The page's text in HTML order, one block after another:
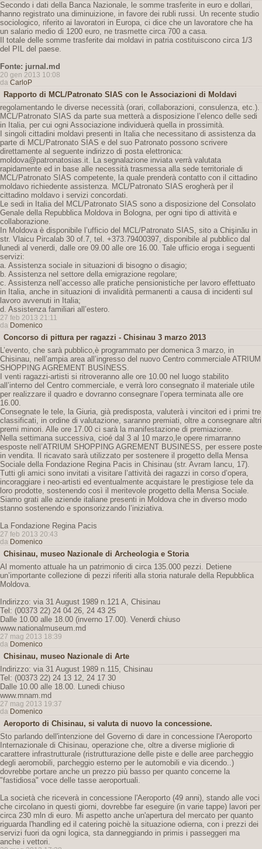
Secondo i dati della Banca Nazionale, le somme trasferite in euro e dollari,
hanno registrato una diminuizione, in favore dei rubli russi. Un recente studio
sociologico, riferito ai lavoratori in Europa, ci dice che un lavoratore che ha
un salario medio di 1200 euro, ne trasmette circa 700 a casa.
Il totale delle somme trasferite dai moldavi in patria costituiscono circa 1/3
del PIL del paese.
Fonte: jurnal.md
20 gen 2013 10:08
da CarloP
Rapporto di MCL/Patronato SIAS con le Associazioni di Moldavi
regolamentando le diverse necessità (orari, collaborazioni, consulenza, etc.).
MCL/Patronato SIAS da parte sua metterà a disposizione l’elenco delle sedi
in Italia, per cui ogni Associazione individuerà quella in prossimità.
I singoli cittadini moldavi presenti in Italia che necessitano di assistenza da
parte di MCL/Patronato SIAS e del suo Patronato possono scrivere
direttamente al seguente indirizzo di posta elettronica:
moldova@patronatosias.it. La segnalazione inviata verrà valutata
rapidamente ed in base alle necessità trasmessa alla sede territoriale di
MCL/Patronato SIAS competente, la quale prenderà contatto con il cittadino
moldavo richiedente assistenza. MCL/Patronato SIAS erogherà per il
cittadino moldavo i servizi concordati.
Le sedi in Italia del MCL/Patronato SIAS sono a disposizione del Consolato
Genale della Repubblica Moldova in Bologna, per ogni tipo di attività e
collaborazione.
In Moldova è disponibile l’ufficio del MCL/Patronato SIAS, sito a Chişinău in
str. Vlaicu Pircalab 30 of.7, tel. +373.79400397, disponibile al pubblico dal
lunedi al venerdi, dalle ore 09.00 alle ore 16.00. Tale ufficio eroga i seguenti
servizi:
a. Assistenza sociale in situazioni di bisogno o disagio;
b. Assistenza nel settore della emigrazione regolare;
c. Assistenza nell’accesso alle pratiche pensionistiche per lavoro effettuato
in Italia, anche in situazioni di invalidità permanenti a causa di incidenti sul
lavoro avvenuti in Italia;
d. Assistenza familiari all’estero.
27 feb 2013 21:11
da Domenico
Concorso di pittura per ragazzi - Chisinau 3 marzo 2013
L’evento, che sarà pubblico,è programmato per domenica 3 marzo, in
Chisinau, nell’ampia area all’ingresso del nuovo Centro commerciale ATRIUM
SHOPPING AGREMENT BUSINESS.
I venti ragazzi-artisti si ritroveranno alle ore 10.00 nel luogo stabilito
all’interno del Centro commerciale, e verrà loro consegnato il materiale utile
per realizzare il quadro e dovranno consegnare l’opera terminata alle ore
16.00.
Consegnate le tele, la Giuria, già predisposta, valuterà i vincitori ed i primi tre
classificati, in ordine di valutazione, saranno premiati, oltre a consegnare altri
premi minori. Alle ore 17.00 ci sarà la manifestazione di premiazione.
Nella settimana successiva, cioé dal 3 al 10 marzo,le opere rimarranno
esposte nell’ATRIUM SHOPPING AGREMENT BUSINESS, per essere poste
in vendita. Il ricavato sarà utilizzato per sostenere il progetto della Mensa
Sociale della Fondazione Regina Pacis in Chisinau (str. Avram Iancu, 17).
Tutti gli amici sono invitati a visitare l’attività dei ragazzi in corso d’opera,
incoraggiare i neo-artisti ed eventualmente acquistare le prestigiose tele da
loro prodotte, sostenendo così il meritevole progetto della Mensa Sociale.
Siamo grati alle aziende italiane presenti in Moldova che in diverso modo
stanno sostenendo e sponsorizzando l’iniziativa.
La Fondazione Regina Pacis
27 feb 2013 20:43
da Domenico
Chisinau, museo Nazionale di Archeologia e Storia
Al momento attuale ha un patrimonio di circa 135.000 pezzi. Detiene
un’importante collezione di pezzi riferiti alla storia naturale della Repubblica
Moldova.
Indirizzo: via 31 August 1989 n.121 A, Chisinau
Tel: (00373 22) 24 04 26, 24 43 25
Dalle 10.00 alle 18.00 (inverno 17.00). Venerdi chiuso
www.nationalmuseum.md
27 mag 2013 18:39
da Domenico
Chisinau, museo Nazionale di Arte
Indirizzo: via 31 August 1989 n.115, Chisinau
Tel: (00373 22) 24 13 12, 24 17 30
Dalle 10.00 alle 18.00. Lunedi chiuso
www.mnam.md
27 mag 2013 19:37
da Domenico
Aeroporto di Chisinau, si valuta di nuovo la concessione.
Sto parlando dell'intenzione del Governo di dare in concessione l'Aeroporto
Internazionale di Chisinau, operazione che, oltre a diverse migliorie di
carattere infrastrutturale (ristrutturazione delle piste e delle aree parcheggio
degli aeromobili, parcheggio esterno per le automobili e via dicendo..)
dovrebbe portare anche un prezzo più basso per quanto concerne la
"fastidiosa" voce delle tasse aeroportuali.
La società che riceverà in concessione l'Aeroporto (49 anni), stando alle voci
che circolano in questi giorni, dovrebbe far eseguire (in varie tappe) lavori per
circa 230 mln di euro. Mi aspetto anche un'apertura del mercato per quanto
riguarda l'handling ed il catering poichè la situazione odierna, con i prezzi dei
servizi fuori da ogni logica, sta danneggiando in primis i passeggeri ma
anche i vettori.